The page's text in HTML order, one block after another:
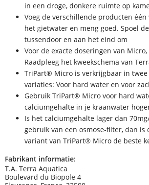
in een droge, donkere ruimte op
Voeg de verschillende producten één
het gietwater en meng goed. Spoel
tussendoor en aan het eind om
Voor de exacte doseringen van
Raadpleeg het kweekschema van
TriPart® Micro is verkrijgbaar in
variaties: Voor hard water en voor
Gebruik TriPart® Micro voor hard
calciumgehalte in je kraanwater
Is het calciumgehalte lager dan
gebruik van een osmose-filter, dan is
variant van TriPart® Micro de beste
Fabrikant informatie:
T.A. Terra Aquatica
Boulevard du Biopole 4